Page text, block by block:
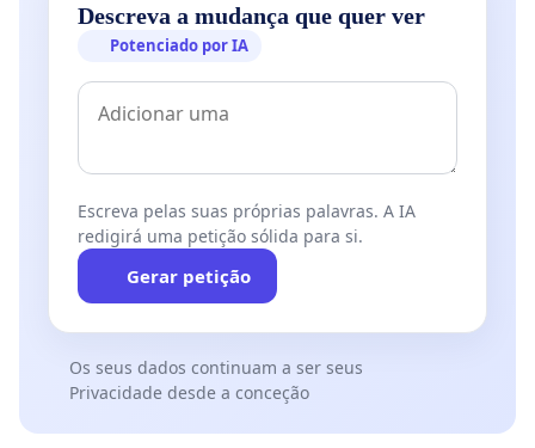
Descreva a mudança que quer ver
Potenciado por IA
Escreva pelas suas próprias palavras. A IA
redigirá uma petição sólida para si.
Gerar petição
Os seus dados continuam a ser seus
Privacidade desde a conceção